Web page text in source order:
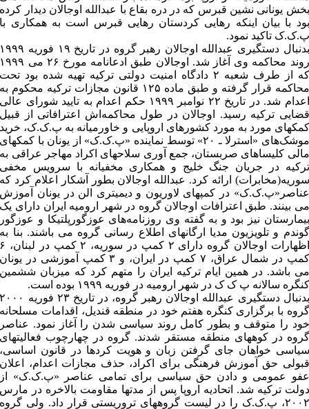
بخش یونانی نشین قبرس که در دره بقاع با عبدالله اوجالان دیدار کرده
بود با بیان اینکه رهایی کردستان رهایی قبرس است به همکاری با
پ.ک.ک تاکید نمود.
بدنبال دستگیری عبدالله اوجالان رهبر گروه در تاریخ ۱۹ فوریه ۱۹۹۹
روند محاکمه وی آغاز شد. اوجالان طبق ادعانامه مورخ ۲۶ می ۱۹۹۹
که از طرف شعبه ۲ دادگاه امنیت دولتی ترکیه تهیه شده بود تحت
محاکمه قرار گرفته و طبق ماده ۱۲۵ قانون مجازات ترکیه محکوم به
اعدام شد. در تاریخ ۲۲ نوامبر ۱۹۹۹ حکم اعدام به تایید شورای عالی
قضایی ترکیه رسید. اوجالان در طول محاکمه‌اش اعترافاتی از قبیل
کمکهای مورد به مورد کشورهای اروپایی و خاورمیانه به پ.ک.ک، خرید
موشک‌های «استرلا ـ ۲۰» توسط نماینده «پ.ک.ک» از یونان با کمکهای
مالی کلیساهای صربستان، جمع آوری سلاحهای اکراد مهاجر عراقی به
ترکیه در جریان جنگ خلیج و همکاری مخفیانه با سرویس مخفی
سوریه(مخابرات) ارائه کرد. عبدالله اوجالان بطور آشکار اعلام کرد که
عناصر«پ.ک.ک» در کمپهای لاوریون و دیمیتری الن در یونان آموزش
می بینند. طبق اعترافات اوجالان گروه در شهر ارومیه ایران دارای یک
بیمارستان نیز بود و به گفته وی روزنامه‌های عوزگورپلتیکا و عوزگور
گوندم و تلویزیون مدیا ارگانهای اطلاع رسانی گروه می باشند. بنا به
اظهارات اوجالان گروه دارای ۲ کمپ در سوریه، ۲ کمپ در لبنان، ۶
کمپ در شمال عراق، ۷ کمپ در ایران، و ۳ کمپ آموزشی در یونان
می باشد. در همین ایام ترکیه ایران را متهم کرد که میزبان ششمین
کنگره سالانه پ ک ک در شهر ارومیه در فوریه ۱۹۹۹ بوده است.
بدنبال دستگیری عبدالله اوجالان رهبر گروه، در تاریخ ۲۳ فوریه ۲۰۰۰
گروه با برگزاری کنگره هفتم خود در منطقه قندیل، اقدامات مسلحانه
خود را متوقف و بطور کامل روند سیاسی شدن را آغاز نمود. عناصر
گروه در کوههای منطقه مستقر شدند. گروه در چهارچوب فعالیتهای
سیاسی خواهان جای گرفتن زبان و هویت کردها در قانون اساسی،
قبولی حق آموزش فرهنگی برای اکراد، حذف مجازات اعدام، اعلان
عفو عمومی و دادن حق سیاسی برای تمامی عناصر «پ.ک.ک» از
دولت ترکیه شد. اتحادیه اروپا پس از مدتها مقاومت بالاخره در مارس
۲۰۰۲، پ.ک.ک را در لیست گروههای تروریستی قرار داد. ولی گروه